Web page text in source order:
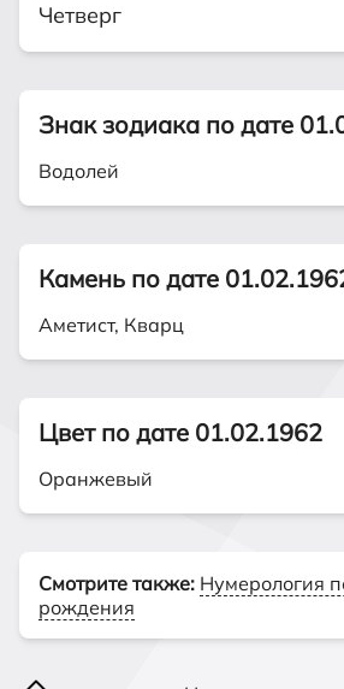
Четверг
Знак зодиака по дате
Водолей
Камень по дате
Аметист, Кварц
Цвет по дате 01.02.1962
Оранжевый
Смотрите также: Нумерология
рождения